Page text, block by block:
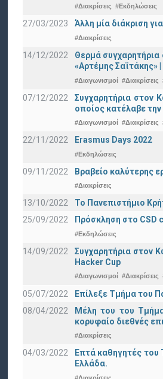
#Διακρίσεις #Εκδηλώσεις
27/03/2023 Άλλη μία διάκριση
#Διακρίσεις
14/12/2022
Θερμά
«Αρτέμης Σαϊτάκης»
#Διαγωνισμοί #Διακρίσεις
07/12/2022
Συγχαρητήρια στον
οποίος κατέλαβε
#Διαγωνισμοί #Διακρίσεις
22/11/2022 Erasmus Days 2022
#Εκδηλώσεις
09/11/2022 Βραβείο καλύτερης
#Διακρίσεις
13/10/2022
Το Πανεπιστήμιο
25/09/2022
Πρόσκληση στο CSD
#Εκδηλώσεις
14/09/2022
Συγχαρητήρια στον
Hacker Cup
#Διαγωνισμοί #Διακρίσεις
05/07/2022
Επίλεξε Τμήμα του
08/04/2022
Μέλη του του
κορυφαίο διεθνές
#Διακρίσεις
04/03/2022
Επτά καθηγητές του
Ελλάδα.